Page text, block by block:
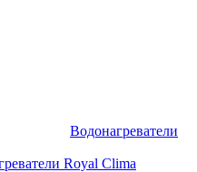
Водонагреватели
Royal Clima